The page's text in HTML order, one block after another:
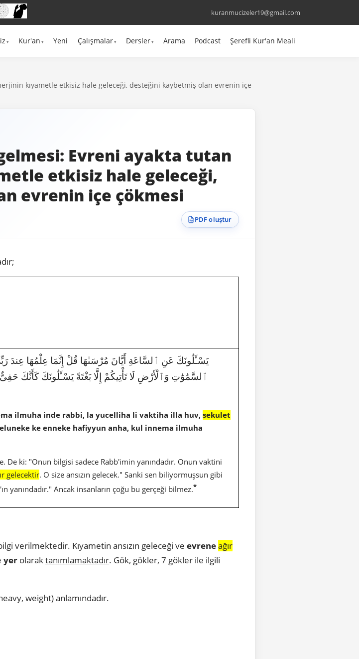
kuranmucizeler19@gmail.com
Kur'an Yeni Çalışmalar Dersler Arama Podcast Şerefli Kur'an Meali
kıyametle etkisiz hale geleceği, desteğini kaybetmiş olan evrenin içe
Evreni ayakta tutan
etkisiz hale geleceği,
evrenin içe çökmesi
PDF oluştur
1141|7|187|يَسْـَٔلُونَكَ عَنِ ٱلسَّاعَةِ أَيَّانَ مُرْسَىٰهَا قُلْ إِنَّمَا عِلْمُهَا عِندَ
ٱلسَّمَٰوَٰتِ وَٱلْأَرْضِ لَا تَأْتِيكُمْ إِلَّا بَغْتَةً يَسْـَٔلُونَكَ كَأَنَّكَ
ilmuha inde rabbi, la yucelliha li vaktiha illa huv, sekulet
ke enneke hafiyyun anha, kul innema ilmuha
De ki: "Onun bilgisi sadece Rabb'imin yanındadır. Onun vaktini
gelecektir. O size ansızın gelecek." Sanki sen biliyormuşsun gibi
yanındadır." Ancak insanların çoğu bu gerçeği bilmez.*
verilmektedir. Kıyametin ansızın geleceği ve evreneağır
yer olaraktanımlamaktadır. Gök, gökler, 7 gökler ile ilgili
weight) anlamındadır.